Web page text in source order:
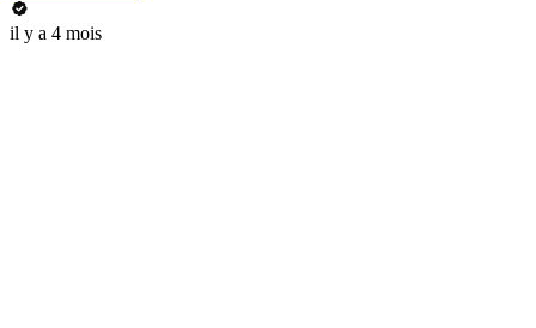
il y a 4 mois